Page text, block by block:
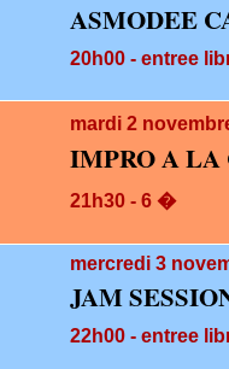
ASMODEE
20h00 - entree
mardi 2
IMPRO A LA
21h30 - 6 �
mercredi 3
JAM
22h00 - entree